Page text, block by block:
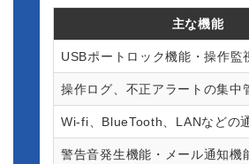
2023.12.22
１２月２９日（金）～翌年１月４日
１月５日（金）業務開始
おくとパスBusiness、発見伝製品
ス終了
主な機能
USBポートロック機能・操作監
操作ログ、不正アラートの集中
Wi-fi、BlueTooth、LANなどの
警告音発生機能・メール通知機